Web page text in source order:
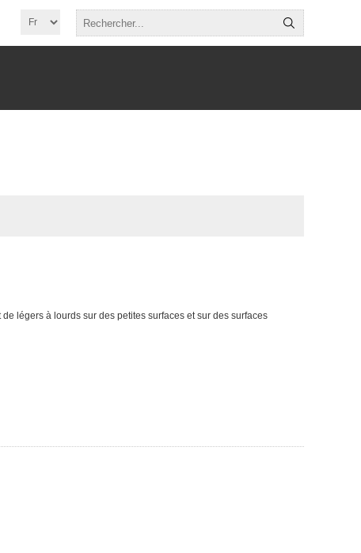
légers à lourds sur des petites surfaces et sur des surfaces